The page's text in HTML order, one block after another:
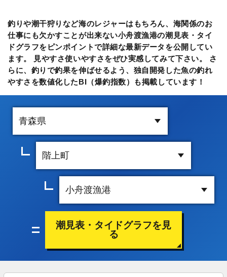
釣りや潮干狩りなど海のレジャーはもちろん、海関係のお
仕事にも欠かすことが出来ない小舟渡漁港の潮見表・タイ
ドグラフをピンポイントで詳細な最新データを公開してい
ます。 見やすさ使いやすさをぜひ実感してみて下さい。 さ
らに、釣りで釣果を伸ばせるよう、独自開発した魚の釣れ
やすさを数値化したBI（爆釣指数）も掲載しています！
潮見表・タイドグラフを見
る